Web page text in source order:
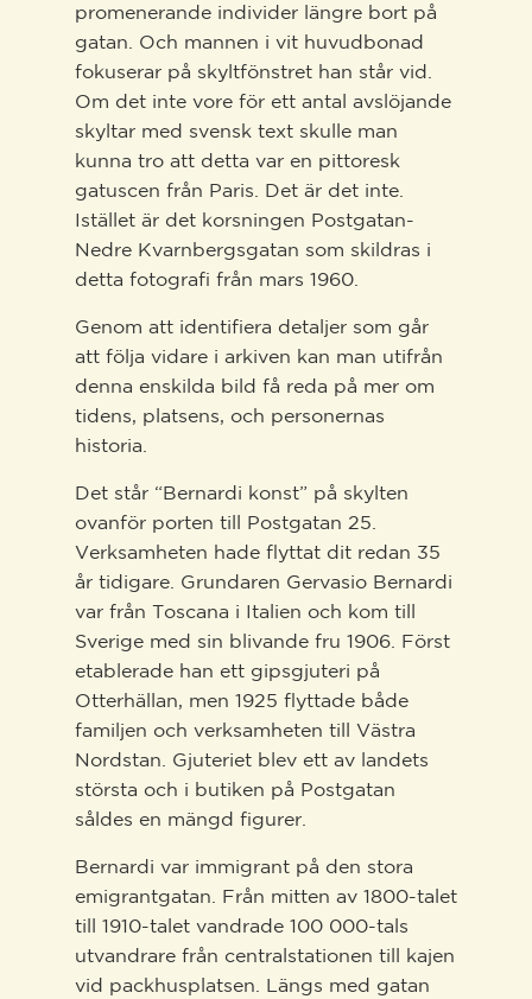
promenerande individer längre bort på
gatan. Och mannen i vit huvudbonad
fokuserar på skyltfönstret han står vid.
Om det inte vore för ett antal avslöjande
skyltar med svensk text skulle man
kunna tro att detta var en pittoresk
gatuscen från Paris. Det är det inte.
Istället är det korsningen Postgatan-
Nedre Kvarnbergsgatan som skildras i
detta fotografi från mars 1960.
Genom att identifiera detaljer som går
att följa vidare i arkiven kan man utifrån
denna enskilda bild få reda på mer om
tidens, platsens, och personernas
historia.
Det står “Bernardi konst” på skylten
ovanför porten till Postgatan 25.
Verksamheten hade flyttat dit redan 35
år tidigare. Grundaren Gervasio Bernardi
var från Toscana i Italien och kom till
Sverige med sin blivande fru 1906. Först
etablerade han ett gipsgjuteri på
Otterhällan, men 1925 flyttade både
familjen och verksamheten till Västra
Nordstan. Gjuteriet blev ett av landets
största och i butiken på Postgatan
såldes en mängd figurer.
Bernardi var immigrant på den stora
emigrantgatan. Från mitten av 1800-talet
till 1910-talet vandrade 100 000-tals
utvandrare från centralstationen till kajen
vid packhusplatsen. Längs med gatan